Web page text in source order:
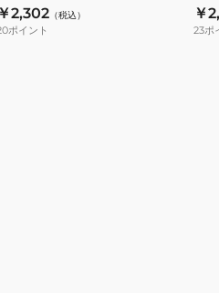
￥2,302 （税込）
ポイント
￥
23ポ